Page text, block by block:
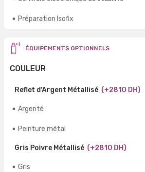
Préparation Isofix
ÉQUIPEMENTS OPTIONNELS
COULEUR
Reflet d'Argent Métallisé (+2810 DH)
Argenté
Peinture métal
Gris Poivre Métallisé (+2810 DH)
Gris